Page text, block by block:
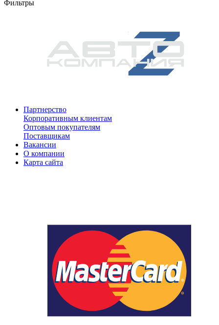
Фильтры
Партнерство
Корпоративным клиентам
Оптовым покупателям
Поставщикам
Вакансии
О компании
Карта сайта